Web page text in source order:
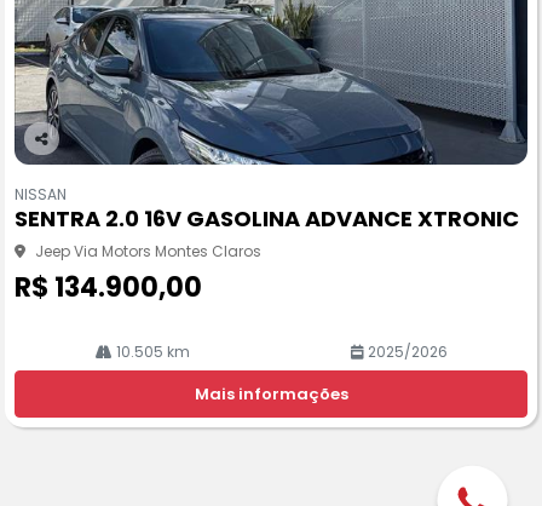
Co
pa
rtil
he
NISSAN
SENTRA 2.0 16V GASOLINA ADVANCE XTRONIC
Jeep Via Motors Montes Claros
R$ 134.900,00
10.505 km 2025/2026
Mais informações